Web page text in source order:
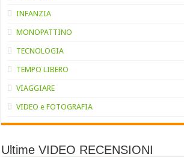
INFANZIA
MONOPATTINO
TECNOLOGIA
TEMPO LIBERO
VIAGGIARE
VIDEO e FOTOGRAFIA
Ultime VIDEO RECENSIONI